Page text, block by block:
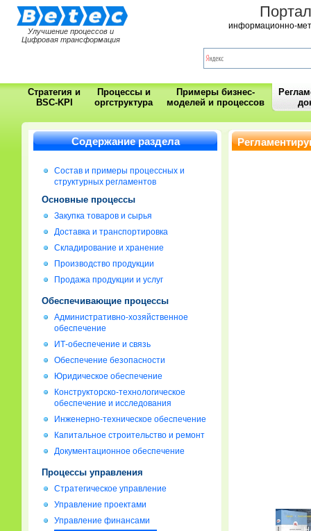
Улучшение процессов и
Цифровая трансформация
информационно-
Стратегия и
BSC-KPI
Процессы и
оргструктура
Примеры бизнес-
моделей и процессов
Содержание раздела
Состав и примеры процессных и
структурных регламентов
Основные процессы
Закупка товаров и сырья
Доставка и транспортировка
Складирование и хранение
Производство продукции
Продажа продукции и услуг
Обеспечивающие процессы
Административно-хозяйственное
обеспечение
ИТ-обеспечение и связь
Обеспечение безопасности
Юридическое обеспечение
Конструкторско-технологическое
обеспечение и исследования
Инженерно-техническое обеспечение
Капитальное строительство и ремонт
Документационное обеспечение
Процессы управления
Стратегическое управление
Управление проектами
Управление финансами